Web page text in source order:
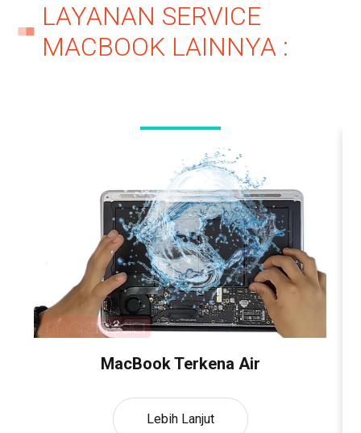
LAYANAN SERVICE
MACBOOK LAINNYA :
MacBook Terkena Air
Lebih Lanjut